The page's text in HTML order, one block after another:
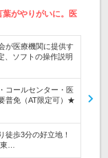
葉がやりがいに。医
が医療機関に提供す
、ソフトの操作説明
コールセンター・医
普免（AT限定可）★
徒歩3分の好立地！
…